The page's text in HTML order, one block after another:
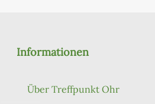
Informationen
Über Treffpunkt Ohr